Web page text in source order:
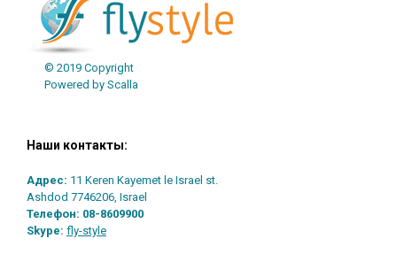
© 2019 Copyright
Powered by Scalla
Наши контакты:
Адрес: 11 Keren Kayemet le Israel st.
Ashdod 7746206, Israel
Телефон: 08-8609900
Skype: fly-style